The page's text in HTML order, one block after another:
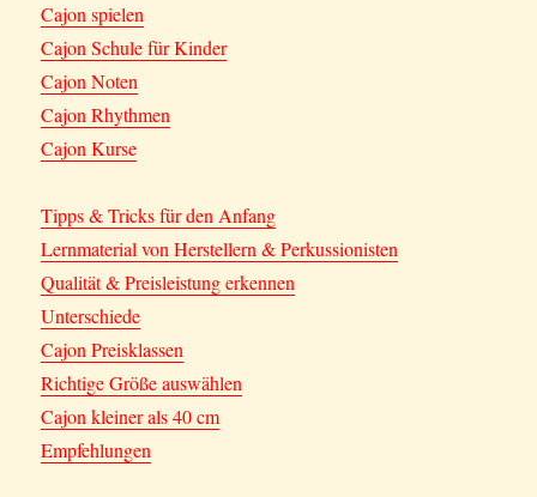
Cajon spielen
Cajon Schule für Kinder
Cajon Noten
Cajon Rhythmen
Cajon Kurse
Tipps & Tricks für den Anfang
Lernmaterial von Herstellern & Perkussionisten
Qualität & Preisleistung erkennen
Unterschiede
Cajon Preisklassen
Richtige Größe auswählen
Cajon kleiner als 40 cm
Empfehlungen